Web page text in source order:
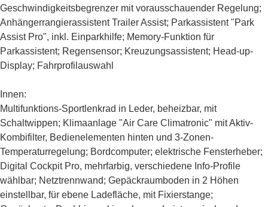
Geschwindigkeitsbegrenzer mit vorausschauender Regelung;
Anhängerrangierassistent Trailer Assist; Parkassistent "Park
Assist Pro", inkl. Einparkhilfe; Memory-Funktion für
Parkassistent; Regensensor; Kreuzungsassistent; Head-up-
Display; Fahrprofilauswahl
Innen:
Multifunktions-Sportlenkrad in Leder, beheizbar, mit
Schaltwippen; Klimaanlage "Air Care Climatronic" mit Aktiv-
Kombifilter, Bedienelementen hinten und 3-Zonen-
Temperaturregelung; Bordcomputer; elektrische Fensterheber;
Digital Cockpit Pro, mehrfarbig, verschiedene Info-Profile
wählbar; Netztrennwand; Gepäckraumboden in 2 Höhen
einstellbar, für ebene Ladefläche, mit Fixierstange;